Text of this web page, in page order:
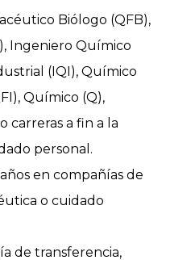
Biólogo (QFB),
Ingeniero Químico
(IQI), Químico
Químico (Q),
carreras a fin a la
personal.
en compañías de
o cuidado
de transferencia,